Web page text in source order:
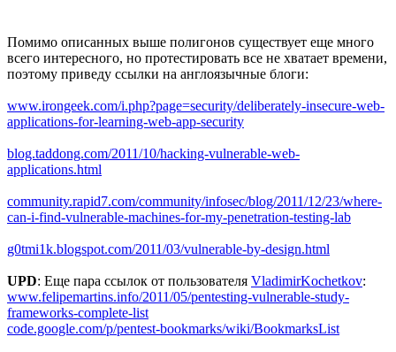
Помимо описанных выше полигонов существует еще много
всего интересного, но протестировать все не хватает времени,
поэтому приведу ссылки на англоязычные блоги:
www.irongeek.com/i.php?page=security/deliberately-insecure-web-
applications-for-learning-web-app-security
blog.taddong.com/2011/10/hacking-vulnerable-web-
applications.html
community.rapid7.com/community/infosec/blog/2011/12/23/where-
can-i-find-vulnerable-machines-for-my-penetration-testing-lab
g0tmi1k.blogspot.com/2011/03/vulnerable-by-design.html
UPD: Еще пара ссылок от пользователя VladimirKochetkov:
www.felipemartins.info/2011/05/pentesting-vulnerable-study-
frameworks-complete-list
code.google.com/p/pentest-bookmarks/wiki/BookmarksList